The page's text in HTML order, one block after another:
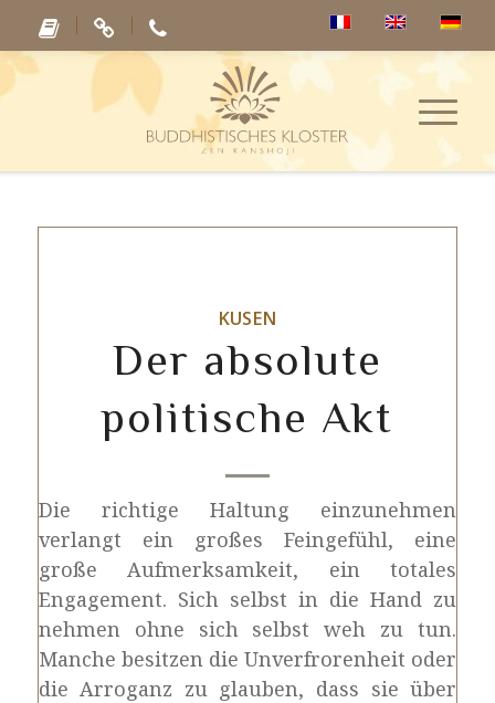
KUSEN
Der absolute
politische Akt
Die richtige Haltung einzunehmen
verlangt ein großes Feingefühl, eine
große Aufmerksamkeit, ein totales
Engagement. Sich selbst in die Hand zu
nehmen ohne sich selbst weh zu tun.
Manche besitzen die Unverfrorenheit oder
die Arroganz zu glauben, dass sie über